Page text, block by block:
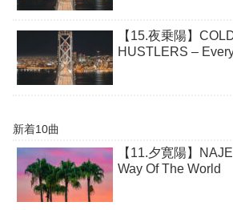
【15.夜乗陽】
HUSTLERS –
新着10曲
【11.夕寛陽】
Way Of The World